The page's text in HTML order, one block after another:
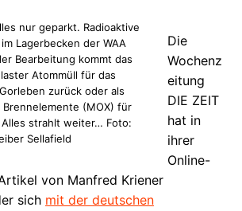
nur geparkt. Radioaktive
Lagerbecken der WAA
Bearbeitung kommt das
Atommüll für das
zurück oder als
(MOX) für
strahlt weiter… Foto:
Sellafield
Die
Wochenz
eitung
DIE ZEIT
hat in
ihrer
Online-
von Manfred Kriener
sich mit der deutschen